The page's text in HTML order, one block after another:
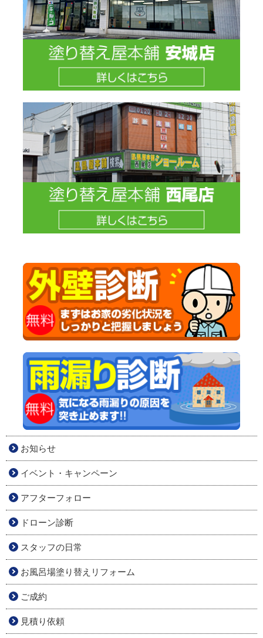
お知らせ
イベント・キャンペーン
アフターフォロー
ドローン診断
スタッフの日常
お風呂場塗り替えリフォーム
ご成約
見積り依頼